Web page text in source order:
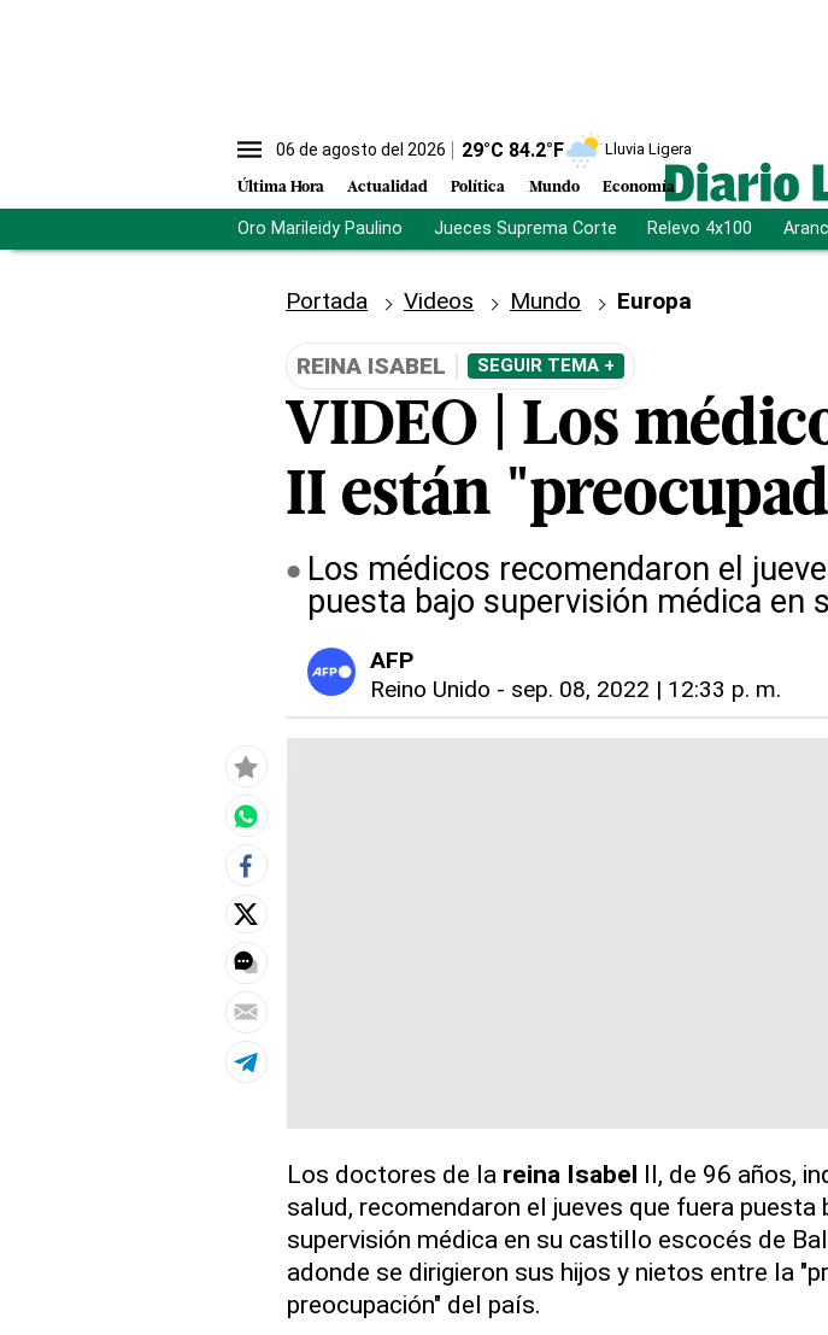
06 de agosto del 2026 29°C 84.2°F Lluvia Ligera
Última Hora Actualidad Política Mundo Economía
Oro Marileidy Paulino Jueces Suprema Corte Relevo 4x100
Portada Videos Mundo Europa
REINA ISABEL SEGUIR TEMA +
VIDEO | Los
II están
Los médicos recomendaron el
puesta bajo supervisión médica en
AFP
Reino Unido - sep. 08, 2022 | 12:33 p. m.
Los doctores de la reina Isabel II, de 96 años,
salud, recomendaron el jueves que fuera puesta
supervisión médica en su castillo escocés de
adonde se dirigieron sus hijos y nietos entre la
preocupación" del país.